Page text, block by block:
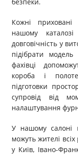
Кожні приховані
нашому
довговічність у
підібрати
фахівці
короба і
підготовки
супровід від
налаштування
У нашому салоні
можуть жителі
у Київ, Івано-